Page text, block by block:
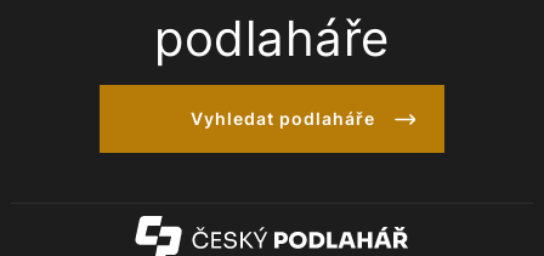
podlaháře
Vyhledat podlaháře